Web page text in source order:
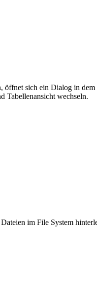
sich ein Dialog in
Tabellenansicht wechseln.
im File System